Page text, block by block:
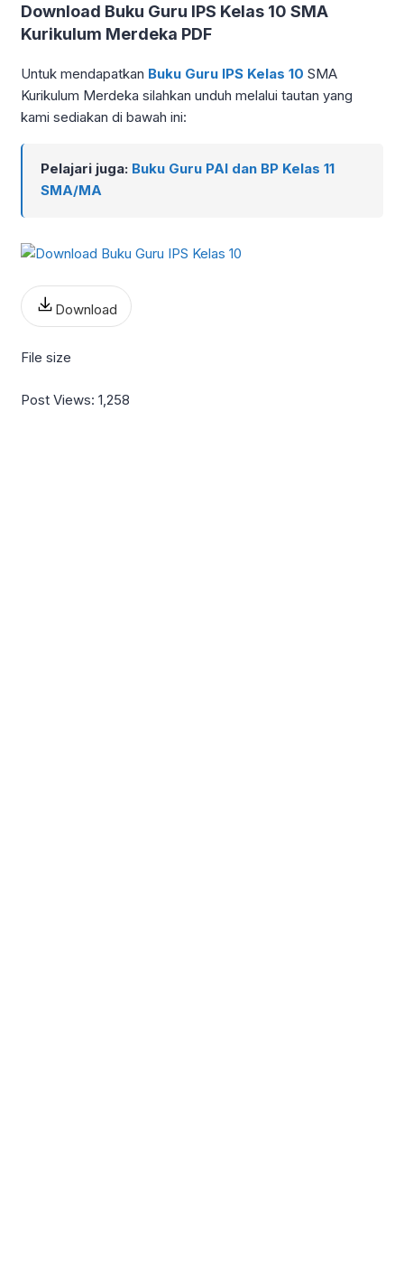
Download Buku Guru IPS Kelas 10 SMA
Kurikulum Merdeka PDF
Untuk mendapatkan Buku Guru IPS Kelas 10 SMA
Kurikulum Merdeka silahkan unduh melalui tautan yang
kami sediakan di bawah ini:
Pelajari juga: Buku Guru PAI dan BP Kelas 11
SMA/MA
Download
File size
Post Views: 1,258